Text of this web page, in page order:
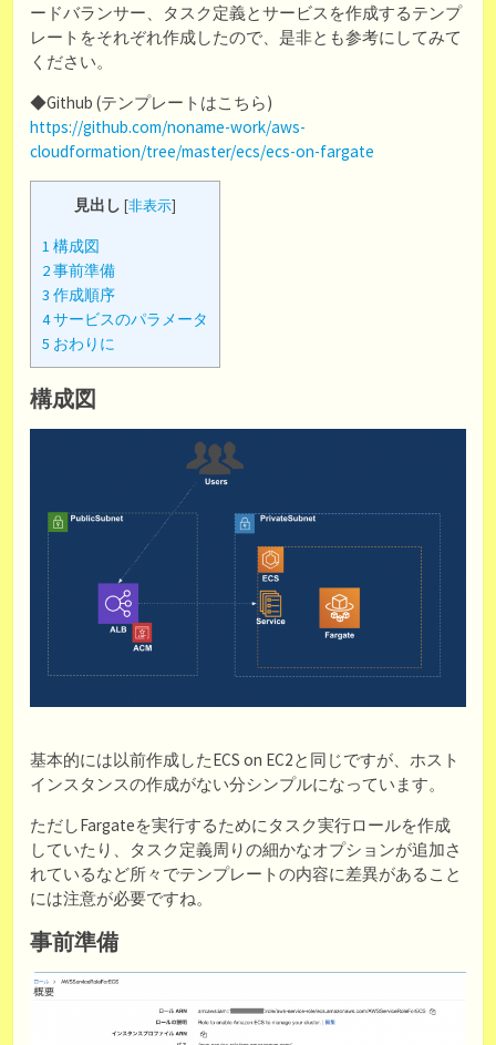
ードバランサー、タスク定義とサービスを作成するテンプ
レートをそれぞれ作成したので、是非とも参考にしてみて
ください。
◆Github (テンプレートはこちら)
https://github.com/noname-work/aws-
cloudformation/tree/master/ecs/ecs-on-fargate
見出し [非表示]
1 構成図
2事前準備
3 作成順序
4サービスのパラメータ
5 おわりに
構成図
基本的には以前作成したECS on EC2と同じですが、ホスト
インスタンスの作成がない分シンプルになっています。
ただしFargateを実行するためにタスク実行ロールを作成
していたり、タスク定義周りの細かなオプションが追加さ
れているなど所々でテンプレートの内容に差異があること
には注意が必要ですね。
事前準備